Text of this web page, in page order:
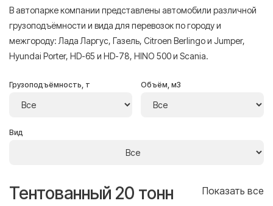
В автопарке компании представлены автомобили различной
грузоподъёмности и вида для перевозок по городу и
межгороду: Лада Ларгус, Газель, Citroen Berlingo и Jumper,
Hyundai Porter, HD-65 и HD-78, HINO 500 и Scania.
Грузоподъёмность, т Объём, м3
Вид
Тентованный 20 тонн Показать все